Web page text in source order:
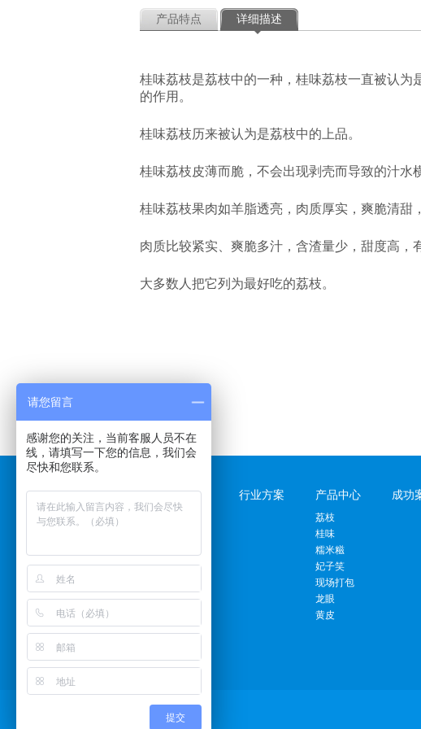
产品特点 详细描述
桂味荔枝是荔枝中的一种，桂味荔枝一直被认
的作用。
桂味荔枝历来被认为是荔枝中的上品。
桂味荔枝皮薄而脆，不会出现剥壳而导致的汁水
桂味荔枝果肉如羊脂透亮，肉质厚实，爽脆清甜
肉质比较紧实、爽脆多汁，含渣量少，甜度高，
大多数人把它列为最好吃的荔枝。
关于福利果园
企业招聘
行业方案 产品中心
荔枝
桂味
糯米糍
妃子笑
现场打包
龙眼
黄皮
成功
请您留言
感谢您的关注，当前客服人员不在
线，请填写一下您的信息，我们会
尽快和您联系。
提交